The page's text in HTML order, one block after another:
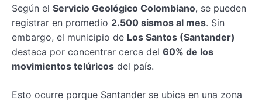
Según el Servicio Geológico Colombiano, se pueden
registrar en promedio 2.500 sismos al mes. Sin
embargo, el municipio de Los Santos (Santander)
destaca por concentrar cerca del 60% de los
movimientos telúricos del país.
Esto ocurre porque Santander se ubica en una zona